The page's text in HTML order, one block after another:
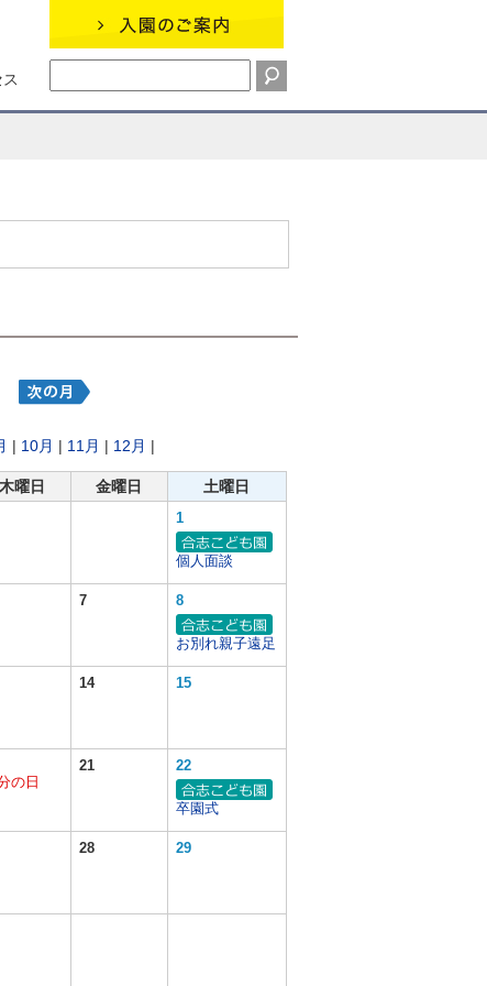
| 10月 | 11月 | 12月 |
木曜日 金曜日 土曜日
1
個人面談
7 8
お別れ親子遠足
14 15
の日
21 22
卒園式
28 29